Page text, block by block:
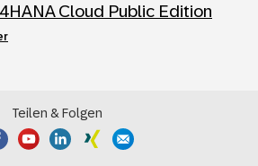
Cloud Public Edition
Teilen & Folgen